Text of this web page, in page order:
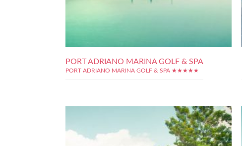
PORT ADRIANO MARINA GOLF & SPA
PORT ADRIANO MARINA GOLF & SPA ★★★★★